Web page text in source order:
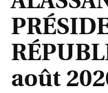
août